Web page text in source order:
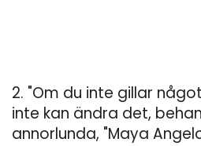
2. "Om du inte gillar
inte kan ändra det,
annorlunda, "Maya